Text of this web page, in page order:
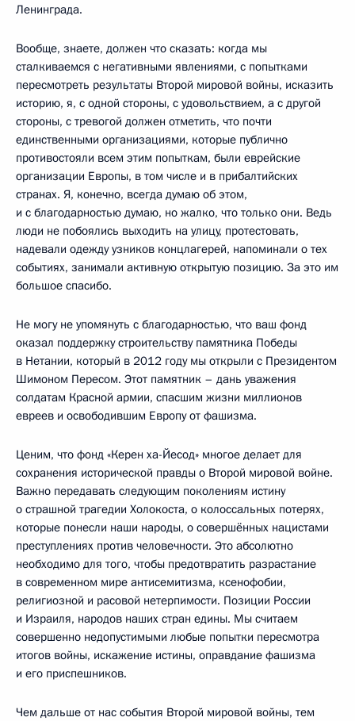
Ленинграда.
Вообще, знаете, должен что сказать: когда мы
сталкиваемся с негативными явлениями, с попытками
пересмотреть результаты Второй мировой войны, исказить
историю, я, с одной стороны, с удовольствием, а с другой
стороны, с тревогой должен отметить, что почти
единственными организациями, которые публично
противостояли всем этим попыткам, были еврейские
организации Европы, в том числе и в прибалтийских
странах. Я, конечно, всегда думаю об этом,
и с благодарностью думаю, но жалко, что только они. Ведь
люди не побоялись выходить на улицу, протестовать,
надевали одежду узников концлагерей, напоминали о тех
событиях, занимали активную открытую позицию. За это им
большое спасибо.
Не могу не упомянуть с благодарностью, что ваш фонд
оказал поддержку строительству памятника Победы
в Нетании, который в 2012 году мы открыли с Президентом
Шимоном Пересом. Этот памятник – дань уважения
солдатам Красной армии, спасшим жизни миллионов
евреев и освободившим Европу от фашизма.
Ценим, что фонд «Керен ха-Йесод» многое делает для
сохранения исторической правды о Второй мировой войне.
Важно передавать следующим поколениям истину
о страшной трагедии Холокоста, о колоссальных потерях,
которые понесли наши народы, о совершённых нацистами
преступлениях против человечности. Это абсолютно
необходимо для того, чтобы предотвратить разрастание
в современном мире антисемитизма, ксенофобии,
религиозной и расовой нетерпимости. Позиции России
и Израиля, народов наших стран едины. Мы считаем
совершенно недопустимыми любые попытки пересмотра
итогов войны, искажение истины, оправдание фашизма
и его приспешников.
Чем дальше от нас события Второй мировой войны, тем